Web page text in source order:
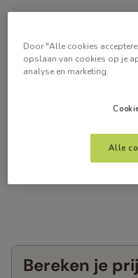
Bereken je
Door "Alle cookies
opslaan van cookies op je
analyse en marketing.
Alle